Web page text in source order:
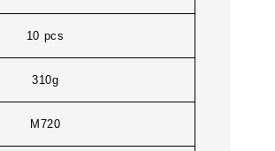
10 pcs
310g
M720